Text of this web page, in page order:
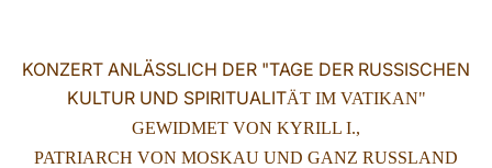
中文
LATINE
KONZERT ANLÄSSLICH DER "TAGE DER RUSSISCHEN
KULTUR UND SPIRITUALITÄT IM VATIKAN"
GEWIDMET VON KYRILL I.,
PATRIARCH VON MOSKAU UND GANZ RUSSLAND